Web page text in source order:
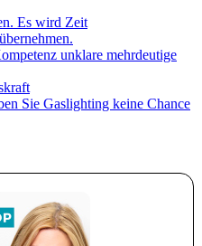
Es wird Zeit
unklare mehrdeutige
Sie Gaslighting keine Chance